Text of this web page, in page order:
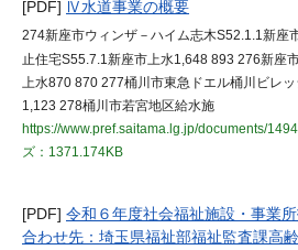
[PDF] Ⅳ水道事業の概要
274新座市ウィンザ－ハイム志木S52.1.1新座
止住宅S55.7.1新座市上水1,648 893 276新座
上水870 870 277桶川市東急ドエル桶川ビレ
1,123 278桶川市若宮地区給水施
https://www.pref.saitama.lg.jp/documents/
ズ：1371.174KB
[PDF] 令和６年度社会福祉施設・事業
合わせ先：埼玉県福祉部福祉監査課高